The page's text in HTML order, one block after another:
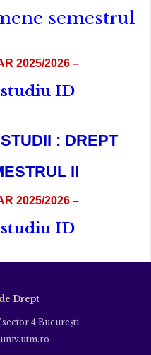
semestrul
2025/2026 –
ID
: DREPT
II
2025/2026 –
ID
Drept
4 Bucureşti